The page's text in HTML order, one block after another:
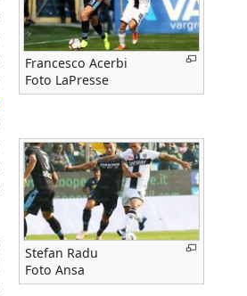
Francesco Acerbi
Foto LaPresse
Stefan Radu
Foto Ansa